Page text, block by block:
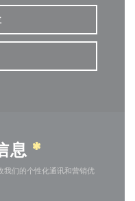
息 *
我们的个性化通讯和营销优